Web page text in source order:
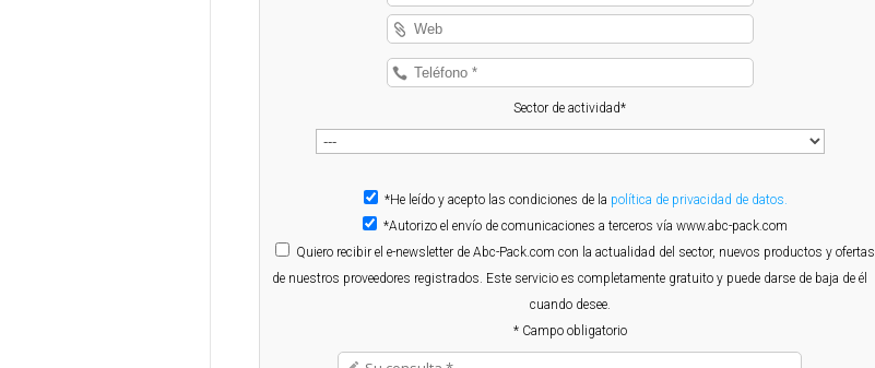
Sector de actividad*
*He leído y acepto las condiciones de la política de privacidad de datos.
*Autorizo el envío de comunicaciones a terceros vía www.abc-pack.com
Quiero recibir el e-newsletter de Abc-Pack.com con la actualidad del sector, nuevos productos y ofertas
de nuestros proveedores registrados. Este servicio es completamente gratuito y puede darse de baja de él
cuando desee.
* Campo obligatorio